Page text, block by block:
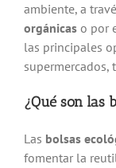
ambiente, a
orgánicas o por
las principales
supermercados,
¿Qué son las
Las bolsas
fomentar la